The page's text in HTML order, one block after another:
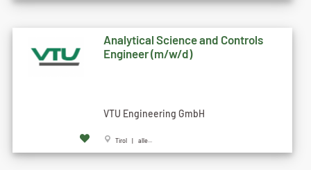
Analytical Science and Controls
Engineer (m/w/d)
VTU Engineering GmbH
Tirol | alle...